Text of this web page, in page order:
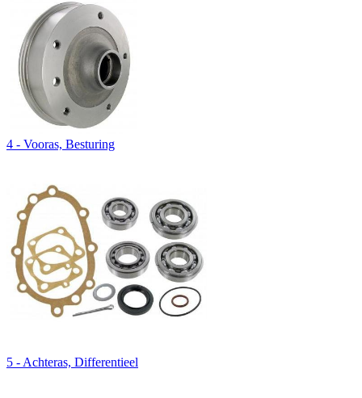
4 - Vooras, Besturing
5 - Achteras, Differentieel